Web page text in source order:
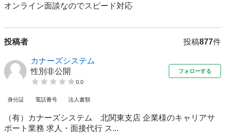
オンライン面談なのでスピード対応
投稿者 投稿877件
カナーズシステム
性別非公開
0.0
フォローする
身分証 電話番号 法人書類
（有）カナーズシステム 北関東支店 企業様のキャリアサ
ポート業務 求人・面接代行 ス...